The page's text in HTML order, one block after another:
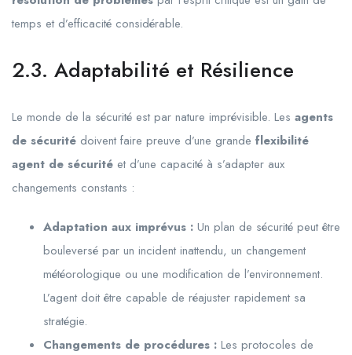
temps et d’efficacité considérable.
2.3. Adaptabilité et Résilience
Le monde de la sécurité est par nature imprévisible. Les agents
de sécurité doivent faire preuve d’une grande flexibilité
agent de sécurité et d’une capacité à s’adapter aux
changements constants :
Adaptation aux imprévus : Un plan de sécurité peut être
bouleversé par un incident inattendu, un changement
météorologique ou une modification de l’environnement.
L’agent doit être capable de réajuster rapidement sa
stratégie.
Changements de procédures : Les protocoles de